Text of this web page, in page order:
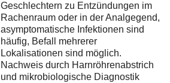
Geschlechtern zu Entzündungen im
Rachenraum oder in der Analgegend,
asymptomatische Infektionen sind
häufig, Befall mehrerer
Lokalisationen sind möglich.
Nachweis durch Harnröhrenabstrich
und mikrobiologische Diagnostik